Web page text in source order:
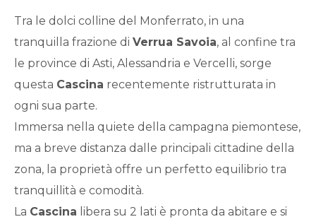
Tra le dolci colline del Monferrato, in una
tranquilla frazione diVerrua Savoia, al confine tra
le province di Asti, Alessandria e Vercelli, sorge
questa Cascina recentemente ristrutturata in
ogni sua parte.
Immersa nella quiete della campagna piemontese,
ma a breve distanza dalle principali cittadine della
zona, la proprietà offre un perfetto equilibrio tra
tranquillità e comodità.
La Cascina libera su 2 lati è pronta da abitare e si
3
4
5
5+
Bagni
minimi